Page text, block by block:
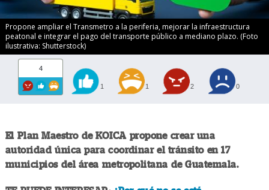
Propone ampliar el Transmetro a la periferia, mejorar la infraestructura
peatonal e integrar el pago del transporte público a mediano plazo. (Foto
ilustrativa: Shutterstock)
4
1 1 2 0
El Plan Maestro de KOICA propone crear una
autoridad única para coordinar el tránsito en 17
municipios del área metropolitana de Guatemala.